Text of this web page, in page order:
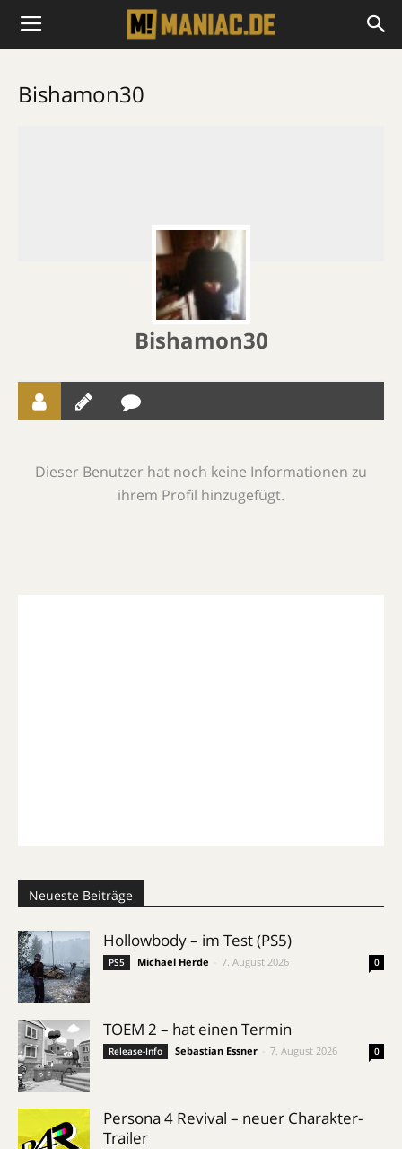
Bishamon30
Bishamon30
Dieser Benutzer hat noch keine Informationen zu
ihrem Profil hinzugefügt.
Neueste Beiträge
Hollowbody – im Test (PS5)
PS5 Michael Herde 7. August 2026 0
TOEM 2 – hat einen Termin
Release-Info Sebastian Essner 7. August 2026 0
Persona 4 Revival – neuer Charakter-
Trailer